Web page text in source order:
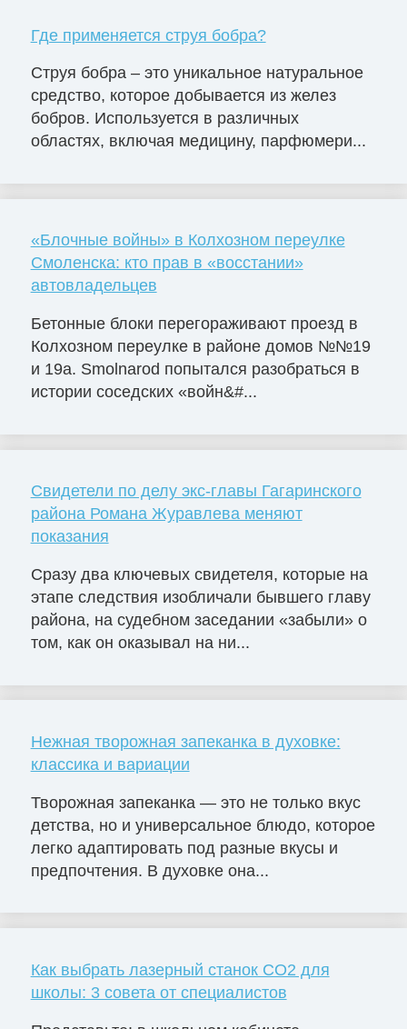
Где применяется струя бобра?
Струя бобра – это уникальное натуральное
средство, которое добывается из желез
бобров. Используется в различных
областях, включая медицину, парфюмери...
«Блочные войны» в Колхозном переулке
Смоленска: кто прав в «восстании»
автовладельцев
Бетонные блоки перегораживают проезд в
Колхозном переулке в районе домов №№19
и 19а. Smolnarod попытался разобраться в
истории соседских «войн&#...
Свидетели по делу экс-главы Гагаринского
района Романа Журавлева меняют
показания
Сразу два ключевых свидетеля, которые на
этапе следствия изобличали бывшего главу
района, на судебном заседании «забыли» о
том, как он оказывал на ни...
Нежная творожная запеканка в духовке:
классика и вариации
Творожная запеканка — это не только вкус
детства, но и универсальное блюдо, которое
легко адаптировать под разные вкусы и
предпочтения. В духовке она...
Как выбрать лазерный станок СО2 для
школы: 3 совета от специалистов